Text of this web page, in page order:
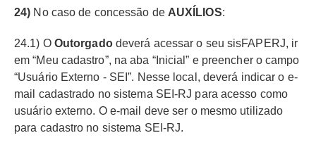
24) No caso de concessão de AUXÍLIOS:
24.1) O Outorgadodeverá acessar o seu sisFAPERJ, ir
em “Meu cadastro”, na aba “Inicial” e preencher o campo
“Usuário Externo - SEI”. Nesse local, deverá indicar o e-
mail cadastrado no sistema SEI-RJ para acesso como
usuário externo. O e-mail deve ser o mesmo utilizado
para cadastro no sistema SEI-RJ.